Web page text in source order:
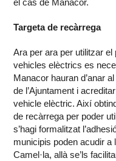
el cas de Manacor.
Targeta de recàrrega
Ara per ara per utilitzar
vehicles elèctrics es
Manacor hauran d’anar
de l’Ajuntament i
vehicle elèctric. Així
de recàrrega per poder
s’hagi formalitzat
municipis poden acudir a
Camel·la, allà se’ls